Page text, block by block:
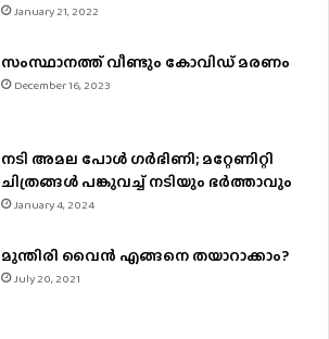
January 21, 2022
സംസ്ഥാനത്ത് വീണ്ടും കോവിഡ് മരണം
December 16, 2023
നടി അമല പോൾ ​ഗർഭിണി; മറ്റേണിറ്റി
ചിത്രങ്ങള്‍ പങ്കുവച്ച് നടിയും ഭർത്താവും
January 4, 2024
മുന്തിരി വൈന്‍ എങ്ങനെ തയാറാക്കാം?
July 20, 2021